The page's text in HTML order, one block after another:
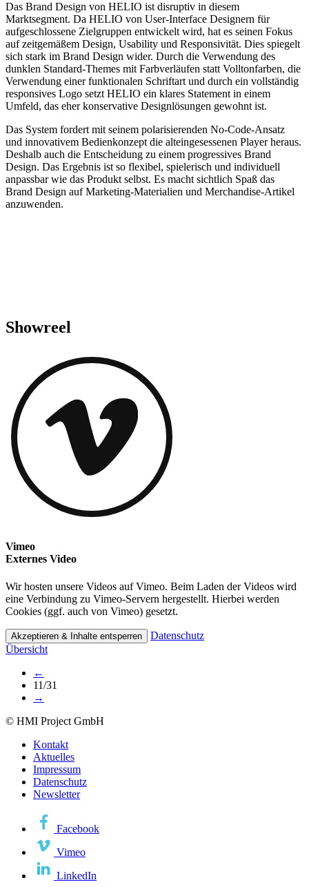
Das Brand Design von HELIO ist disruptiv in diesem
Marktsegment. Da HELIO von User-Interface Designern für
aufgeschlossene Zielgruppen entwickelt wird, hat es seinen Fokus
auf zeitgemäßem Design, Usability und Responsivität. Dies spiegelt
sich stark im Brand Design wider. Durch die Verwendung des
dunklen Standard-Themes mit Farbverläufen statt Volltonfarben, die
Verwendung einer funktionalen Schriftart und durch ein vollständig
responsives Logo setzt HELIO ein klares Statement in einem
Umfeld, das eher konservative Designlösungen gewohnt ist.
Das System fordert mit seinem polarisierenden No-Code-Ansatz
und innovativem Bedienkonzept die alteingesessenen Player heraus.
Deshalb auch die Entscheidung zu einem progressives Brand
Design. Das Ergebnis ist so flexibel, spielerisch und individuell
anpassbar wie das Produkt selbst. Es macht sichtlich Spaß das
Brand Design auf Marketing-Materialien und Merchandise-Artikel
anzuwenden.
Showreel
Vimeo
Externes Video
Wir hosten unsere Videos auf Vimeo. Beim Laden der Videos wird
eine Verbindung zu Vimeo-Servern hergestellt. Hierbei werden
Cookies (ggf. auch von Vimeo) gesetzt.
Akzeptieren & Inhalte entsperren
Datenschutz
Übersicht
←
11/31
→
© HMI Project GmbH
Kontakt
Aktuelles
Impressum
Datenschutz
Newsletter
Facebook
Vimeo
LinkedIn